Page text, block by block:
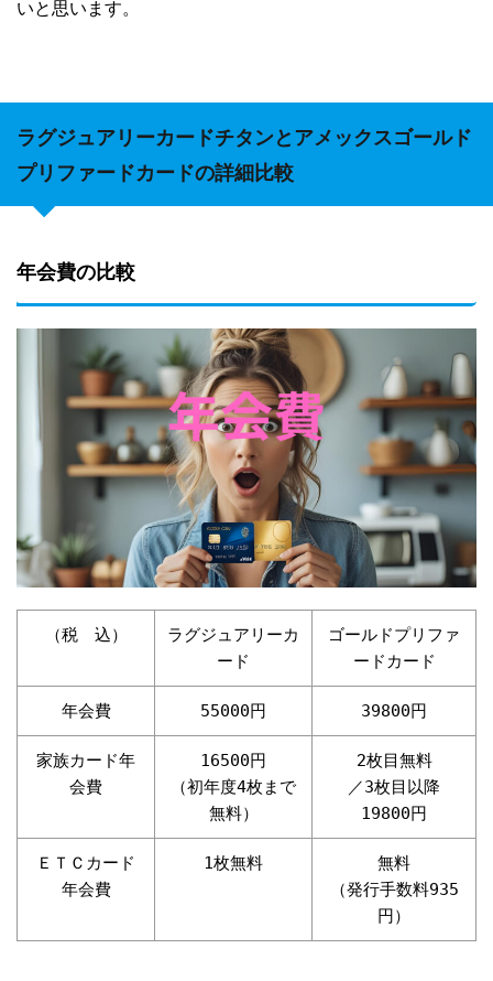
いと思います。
ラグジュアリーカードチタンとアメックスゴールド
プリファードカードの詳細比較
年会費の比較
（税 込）
ラグジュアリーカ
ード
ゴールドプリファ
ードカード
年会費 55000円 39800円
家族カード年
会費
16500円
（初年度4枚まで
無料）
2枚目無料
／3枚目以降
19800円
ＥＴＣカード
年会費
1枚無料
無料
（発行手数料935
円）